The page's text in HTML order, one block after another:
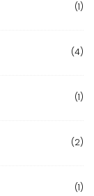
(1)
(4)
(1)
(2)
(1)